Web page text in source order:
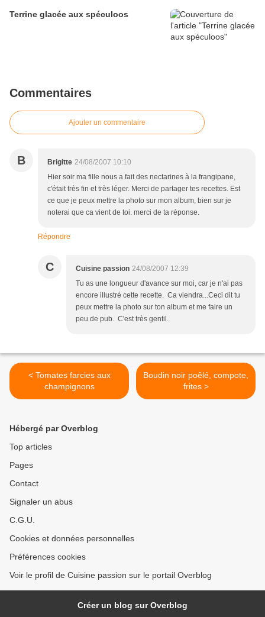
Terrine glacée aux spéculoos
Commentaires
Ajouter un commentaire
B Brigitte 24/08/2007 10:10
Hier soir ma fille nous a fait des nectarines à la frangipane,
c'était très fin et très léger. Merci de partager tes recettes. Est
ce que je peux mettre la photo sur mon album, bien sur je
noterai que ca vient de toi. merci de ta réponse.
Répondre
C Cuisine passion 24/08/2007 12:39
Tu as une longueur d'avance sur moi, car je n'ai pas
encore illustré cette recette. Ca viendra...Ceci dit tu
peux mettre la photo sur ton album et me faire un
peu de pub. C'est très gentil.
< Tomates farcies aux
champignons
Boudin noir poêlé, compote,
frites >
Hébergé par Overblog
Top articles
Pages
Contact
Signaler un abus
C.G.U.
Cookies et données personnelles
Préférences cookies
Voir le profil de Cuisine passion sur le portail Overblog
Créer un blog sur Overblog